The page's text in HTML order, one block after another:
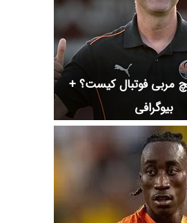
مربی فوتبال کیست؟ +
بیوگرافی